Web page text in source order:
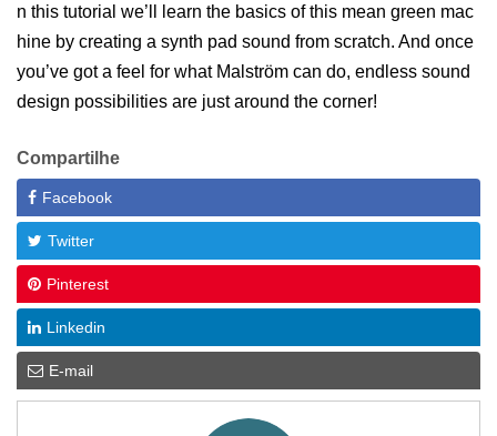
n this tutorial we’ll learn the basics of this mean green mac
hine by creating a synth pad sound from scratch. And once
you’ve got a feel for what Malström can do, endless sound
design possibilities are just around the corner!
Compartilhe
Facebook
Twitter
Pinterest
Linkedin
E-mail